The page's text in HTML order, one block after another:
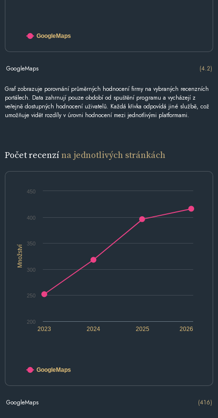
GoogleMaps
GoogleMaps (4.2)
Graf zobrazuje porovnání průměrných hodnocení firmy na vybraných recenzních
portálech. Data zahrnují pouze období od spuštění programu a vycházejí z
veřejně dostupných hodnocení uživatelů. Každá křivka odpovídá jiné službě, což
umožňuje vidět rozdíly v úrovni hodnocení mezi jednotlivými platformami.
Počet recenzína jednotlivých stránkách
Množství
2024 2026
2023 2025
200
250
300
350
400
450
GoogleMaps
GoogleMaps (416)